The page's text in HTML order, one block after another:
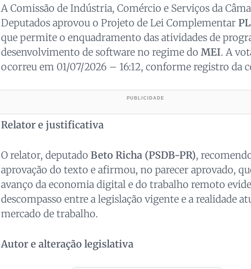
A Comissão de Indústria, Comércio e Serviços da
Deputados aprovou o Projeto de Lei Complementar
que permite o enquadramento das atividades de
desenvolvimento de software no regime do MEI. A
ocorreu em 01/07/2026 – 16:12, conforme registro da
Relator e justificativa
O relator, deputado Beto Richa (PSDB-PR),
aprovação do texto e afirmou, no parecer aprovado,
avanço da economia digital e do trabalho remoto
descompasso entre a legislação vigente e a realidade
mercado de trabalho.
Autor e alteração legislativa